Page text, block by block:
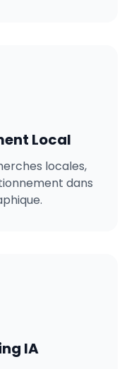
Local
locales,
dans
IA